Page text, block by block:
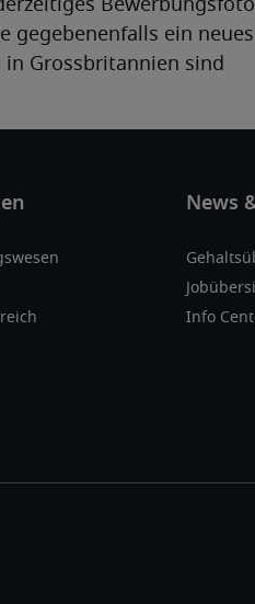
Bewerbungsfoto
gegebenenfalls ein
in Grossbritannien sind
Info